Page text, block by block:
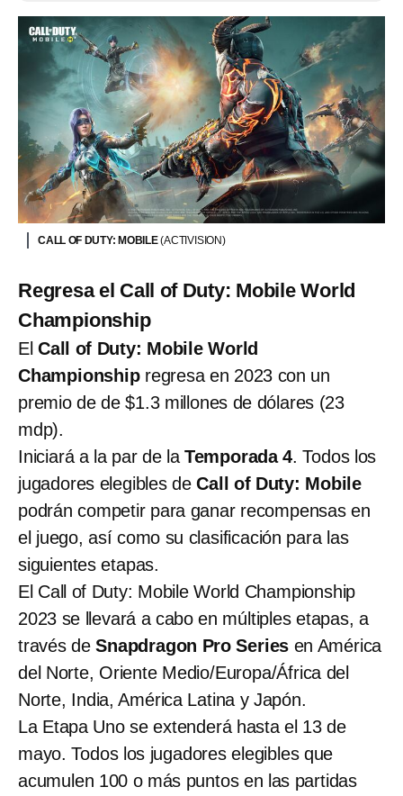
CALL OF DUTY: MOBILE(ACTIVISION)
Regresa el Call of Duty: Mobile World
Championship
El Call of Duty: Mobile World
Championshipregresa en 2023 con un
premio de de $1.3 millones de dólares (23
mdp).
Iniciará a la par de la Temporada 4. Todos los
jugadores elegibles deCall of Duty: Mobile
podrán competir para ganar recompensas en
el juego, así como su clasificación para las
siguientes etapas.
El Call of Duty: Mobile World Championship
2023 se llevará a cabo en múltiples etapas, a
través deSnapdragon Pro Series en América
del Norte, Oriente Medio/Europa/África del
Norte, India, América Latina y Japón.
La Etapa Uno se extenderá hasta el 13 de
mayo. Todos los jugadores elegibles que
acumulen 100 o más puntos en las partidas